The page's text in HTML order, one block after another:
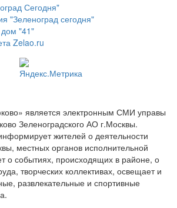
Сегодня"
"Зеленоград сегодня"
дом "41"
Zelao.ru
является электронным СМИ управы
Зеленоградского АО г.Москвы.
жителей о деятельности
местных органов исполнительной
о событиях, происходящих в районе, о
творческих коллективах, освещает и
развлекательные и спортивные